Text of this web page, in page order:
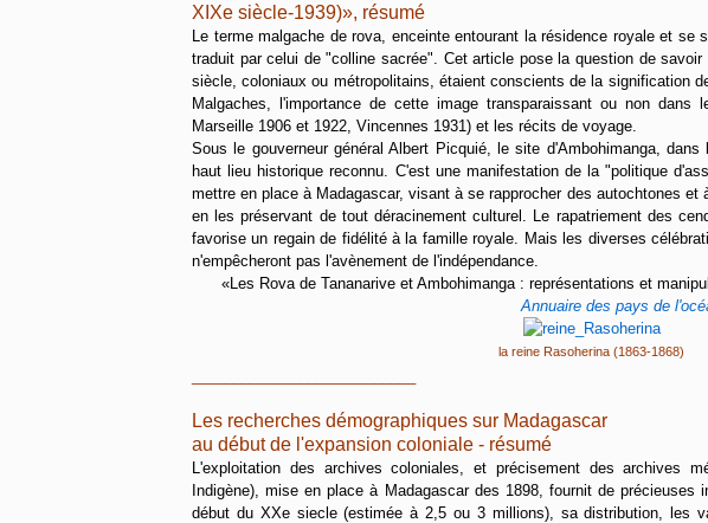
XIXe siècle-1939)», résumé
Le terme malgache de rova, enceinte entourant la résidence royale et se
traduit par celui de "colline sacrée". Cet article pose la question de
siècle, coloniaux ou métropolitains, étaient conscients de la signification
Malgaches, l'importance de cette image transparaissant ou non dans
Marseille 1906 et 1922, Vincennes 1931) et les récits de voyage.
Sous le gouverneur général Albert Picquié, le site d'Ambohimanga,
haut lieu historique reconnu. C'est une manifestation de la "politique
mettre en place à Madagascar, visant à se rapprocher des autochtones
en les préservant de tout déracinement culturel. Le rapatriement des
favorise un regain de fidélité à la famille royale. Mais les diverses
n'empêcheront pas l'avènement de l'indépendance.
«Les Rova de Tananarive et Ambohimanga : représentations et
Annuaire des pays de
la reine Rasoherina (1863-1868)
Les recherches démographiques sur Madagascar
au début de l'expansion coloniale - résumé
L'exploitation des archives coloniales, et précisement des archives
Indigène), mise en place à Madagascar des 1898, fournit de
début du XXe siecle (estimée à 2,5 ou 3 millions), sa distribution, les